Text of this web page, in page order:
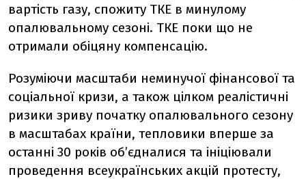
вартість газу, спожиту ТКЕ в минулому
опалювальному сезоні. ТКЕ поки що не
отримали обіцяну компенсацію.
Розуміючи масштаби неминучої фінансової та
соціальної кризи, а також цілком реалістичні
ризики зриву початку опалювального сезону
в масштабах країни, тепловики вперше за
останні 30 років об’єдналися та ініціювали
проведення всеукраїнських акцій протесту,